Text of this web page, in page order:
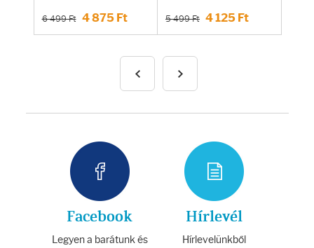
6 499 Ft 4 875 Ft 5 499 Ft 4 125 Ft
Facebook
Legyen a barátunk és
Hírlevél
Hírlevelünkből